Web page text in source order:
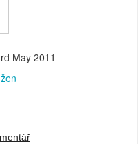
May 2011